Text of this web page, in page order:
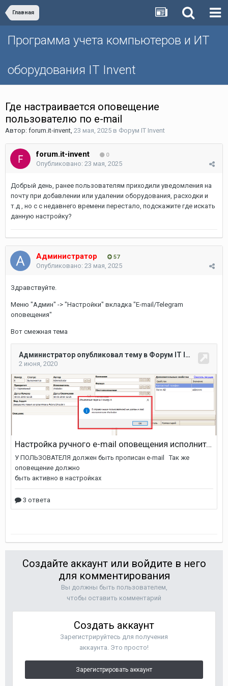
Главная
Программа учета компьютеров и ИТ
оборудования IT Invent
Где настраивается оповещение
пользователю по e-mail
Автор: forum.it-invent, 23 мая, 2025 в Форум IT Invent
forum.it-invent 0
Опубликовано: 23 мая, 2025
Добрый день, ранее пользователям приходили уведомления на
почту при добавлении или удалении оборудования, расходки и
т.д , но с с недавнего времени перестало, подскажите где искать
данную настройку?
Администратор 57
Опубликовано: 23 мая, 2025
Здравствуйте.
Меню "Админ" -> "Настройки" вкладка "E-mail/Telegram
оповещения"
Вот смежная тема
Создайте аккаунт или войдите в него
для комментирования
Вы должны быть пользователем,
чтобы оставить комментарий
Создать аккаунт
Зарегистрируйтесь для получения
аккаунта. Это просто!
Зарегистрировать аккаунт